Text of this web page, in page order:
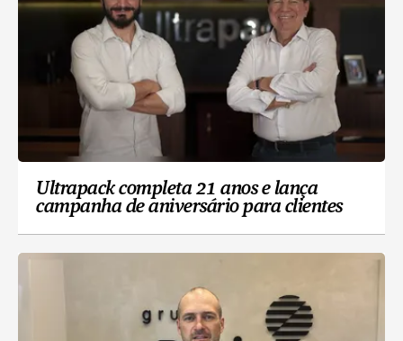
Ultrapack completa 21 anos e lança
campanha de aniversário para clientes